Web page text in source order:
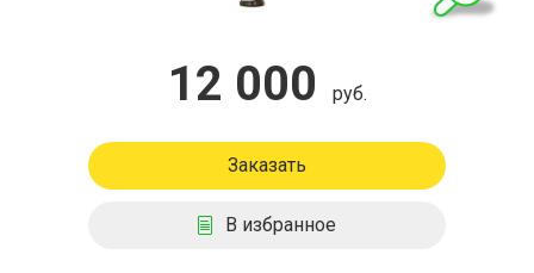
12 000 руб.
Заказать
В избранное